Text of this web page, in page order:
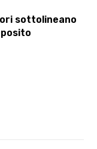
sottolineano